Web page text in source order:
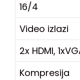
16/4
Video izlazi
2x HDMI,
Kompresija